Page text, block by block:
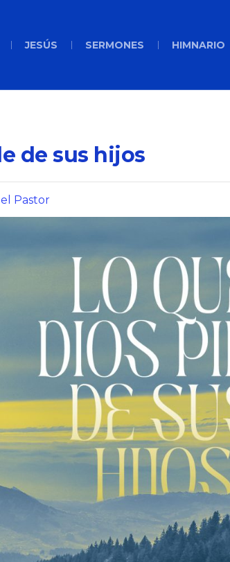
JESÚS SERMONES HIMNARIO
de sus hijos
Pastor